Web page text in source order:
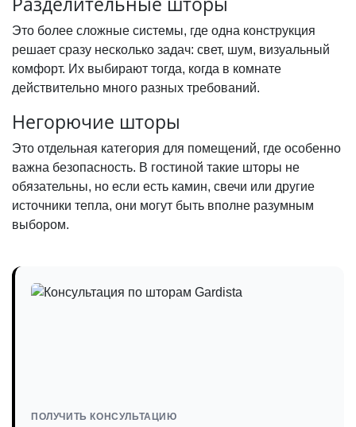
Это более сложные системы, где одна конструкция
решает сразу несколько задач: свет, шум, визуальный
комфорт. Их выбирают тогда, когда в комнате
действительно много разных требований.
Негорючие шторы
Это отдельная категория для помещений, где особенно
важна безопасность. В гостиной такие шторы не
обязательны, но если есть камин, свечи или другие
источники тепла, они могут быть вполне разумным
выбором.
ПОЛУЧИТЬ КОНСУЛЬТАЦИЮ